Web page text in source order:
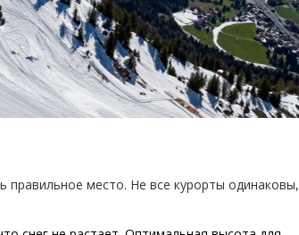
место. Не все курорты одинаковы,